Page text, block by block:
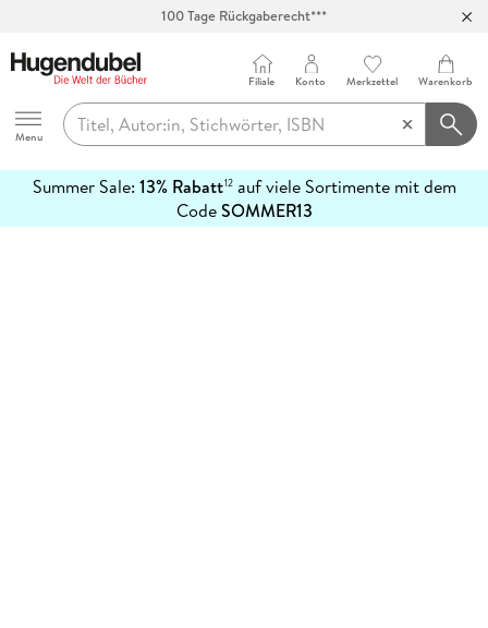
100 Tage Rückgaberecht***
Hugendubel
Menu
Filiale Konto Merkzettel Warenkorb
Summer Sale: 13% Rabatt12auf viele Sortimente mit dem
CodeSOMMER13
erfahren